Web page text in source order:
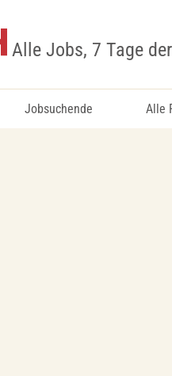
Alle Jobs, 7 Tage
Jobsuchende Alle